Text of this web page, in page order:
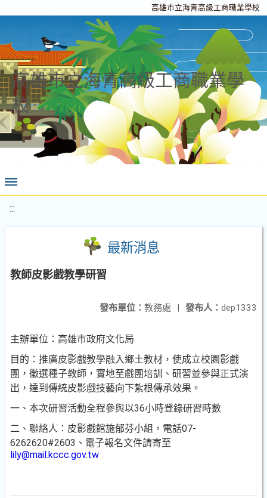
高雄市立海青高級工商職業學校
高雄市立海青高級工商職業學
校
:::
最新消息
教師皮影戲教學研習
發布人： dep1333
發布單位： 教務處 |
主辦單位：高雄市政府文化局
目的：推廣皮影戲教學融入鄉土教材，使成立校園影戲
團，徵選種子教師，實地至戲團培訓、研習並參與正式演
出，達到傳統皮影戲技藝向下紮根傳承效果。
一、本次研習活動全程參與以36小時登錄研習時數
二、聯絡人：皮影戲館施郁芬小組，電話07-
6262620#2603、電子報名文件請寄至
lily@mail.kccc.gov.tw